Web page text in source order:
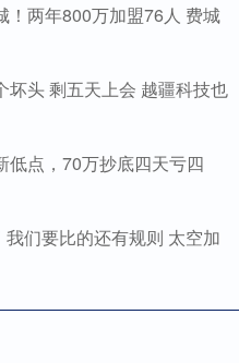
！两年800万加盟76人 费城
坏头 剩五天上会 越疆科技也
低点，70万抄底四天亏四
们要比的还有规则 太空加